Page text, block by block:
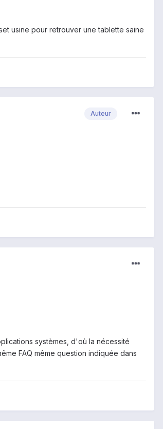
usine pour retrouver une tablette saine
Auteur
systèmes, d'où la nécessité
FAQ même question indiquée dans